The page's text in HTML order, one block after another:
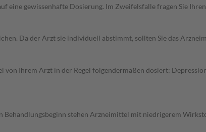
eine gewissenhafte Dosierung. Im Zweifelsfalle fragen Sie
Da der Arzt sie individuell abstimmt, sollten Sie das
Ihrem Arzt in der Regel folgendermaßen dosiert:
stehen Arzneimittel mit niedrigerem